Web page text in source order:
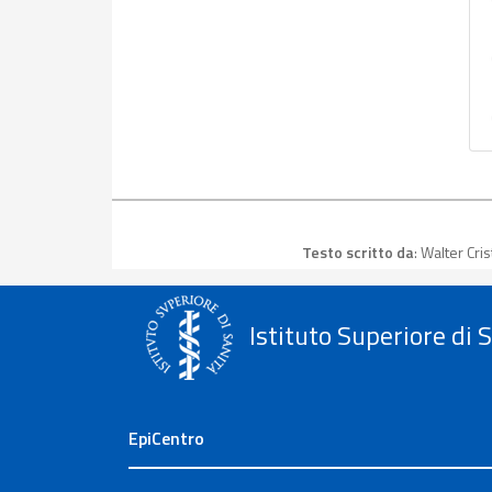
Testo scritto da: Walter
Istituto Superiore di
EpiCentro